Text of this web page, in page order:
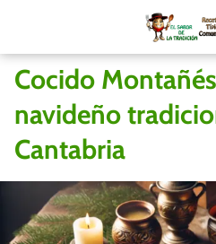
Cocido
navideño
Cantabria